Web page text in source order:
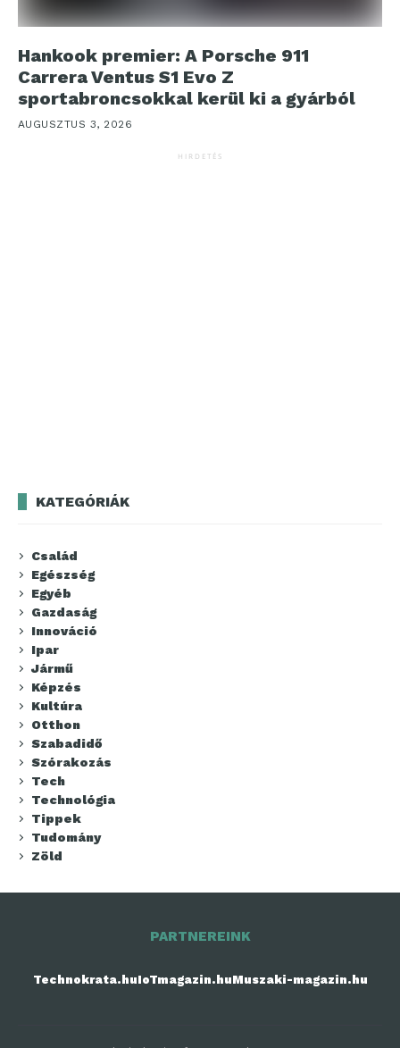
Hankook premier: A Porsche 911
Carrera Ventus S1 Evo Z
sportabroncsokkal kerül ki a gyárból
AUGUSZTUS 3, 2026
HIRDETÉS
KATEGÓRIÁK
Család
Egészség
Egyéb
Gazdaság
Innováció
Ipar
Jármű
Képzés
Kultúra
Otthon
Szabadidő
Szórakozás
Tech
Technológia
Tippek
Tudomány
Zöld
PARTNEREINK
Technokrata.huIoTmagazin.huMuszaki-magazin.hu